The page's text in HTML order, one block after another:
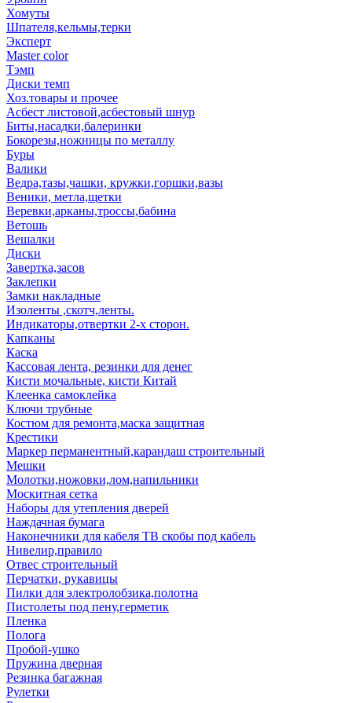
Хомуты
Шпателя,кельмы,терки
Эксперт
Master color
Тэмп
Диски темп
Хоз.товары и прочее
Асбест листовой,асбестовый шнур
Биты,насадки,балеринки
Бокорезы,ножницы по металлу
Буры
Валики
Ведра,тазы,чашки, кружки,горшки,вазы
Веники, метла,щетки
Веревки,арканы,троссы,бабина
Ветошь
Вешалки
Диски
Завертка,засов
Заклепки
Замки накладные
Изоленты ,скотч,ленты.
Индикаторы,отвертки 2-х сторон.
Капканы
Каска
Кассовая лента, резинки для денег
Кисти мочальные, кисти Китай
Клеенка самоклейка
Ключи трубные
Костюм для ремонта,маска защитная
Крестики
Маркер перманентный,карандаш строительный
Мешки
Молотки,ножовки,лом,напильники
Москитная сетка
Наборы для утепления дверей
Наждачная бумага
Наконечники для кабеля ТВ скобы под кабель
Нивелир,правило
Отвес строительный
Перчатки, рукавицы
Пилки для электролобзика,полотна
Пистолеты под пену,герметик
Пленка
Полога
Пробой-ушко
Пружина дверная
Резинка багажная
Рулетки